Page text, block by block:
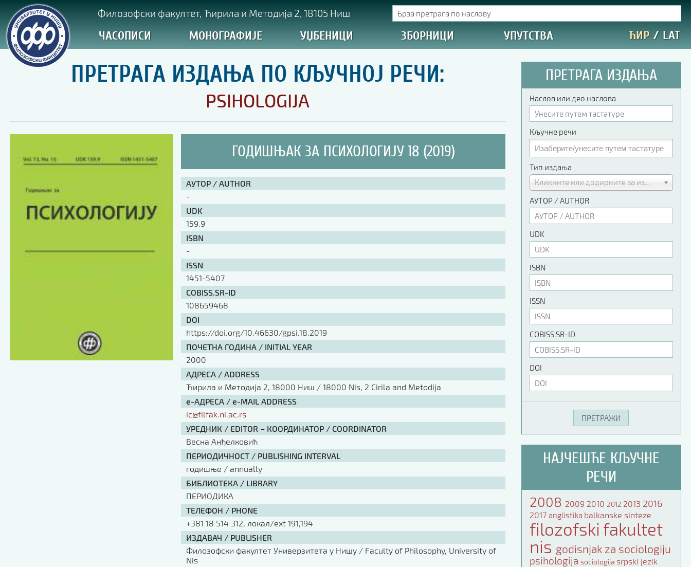
Филозофски факултет, Ћирила и Методија 2, 18105 Ниш
ЧАСОПИСИ МОНОГРАФИЈЕ УЏБЕНИЦИ ЗБОРНИЦИ УПУТСТВА ЋИР / LAT
ПРЕТРАГА ИЗДАЊА ПО КЉУЧНОЈ РЕЧИ:
PSIHOLOGIJA
ГОДИШЊАК ЗА ПСИХОЛОГИЈУ 18 (2019)
АУТОР / AUTHOR
-
UDK
159.9
ISBN
-
ISSN
1451-5407
COBISS.SR-ID
108659468
DOI
https://doi.org/10.46630/gpsi.18.2019
ПОЧЕТНА ГОДИНА / INITIAL YEAR
2000
АДРЕСА / ADDRESS
Ћирила и Методија 2, 18000 Ниш / 18000 Nis, 2 Cirila and Metodija
е-АДРЕСА / e-MAIL ADDRESS
ic@filfak.ni.ac.rs
УРЕДНИК / EDITOR – КООРДИНАТОР / COORDINATOR
Весна Анђелковић
ПЕРИОДИЧНОСТ / PUBLISHING INTERVAL
годишње / annually
БИБЛИОТЕКА / LIBRARY
ПЕРИОДИКА
ТЕЛЕФОН / PHONE
+381 18 514 312, локал/ext 191,194
ИЗДАВАЧ / PUBLISHER
Филозофски факултет Универзитета у Нишу / Faculty of Philosophy, University of
Nis
ПРЕТРАГА ИЗДАЊА
Наслов или део наслова
Кључне речи
Тип издања
Кликните или додирните за избор
АУТОР / AUTHOR
UDK
ISBN
ISSN
COBISS.SR-ID
DOI
НАЈЧЕШЋЕ КЉУЧНЕ
РЕЧИ
2008 2009 2010 2012 2013 2016
2017 anglistika balkanske sinteze
filozofski fakultet
nis godisnjak za sociologiju
psihologija sociologija srpski jezik